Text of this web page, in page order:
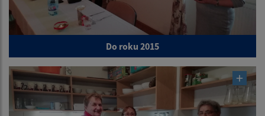
Do roku 2015